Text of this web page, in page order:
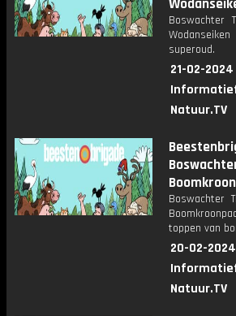
Boswachter
superoud.
21-02-
Natuur.TV
Boswachter
toppen van
20-02-
Natuur.TV